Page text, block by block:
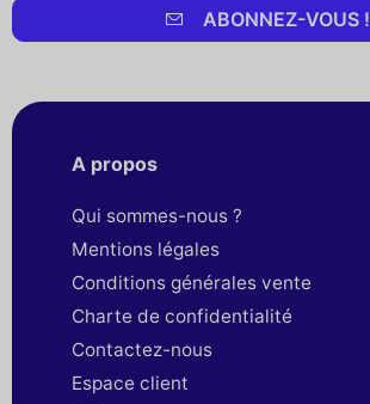
ABONNEZ-VOUS !
A propos
Qui sommes-nous ?
Mentions légales
Conditions générales vente
Charte de confidentialité
Contactez-nous
Espace client